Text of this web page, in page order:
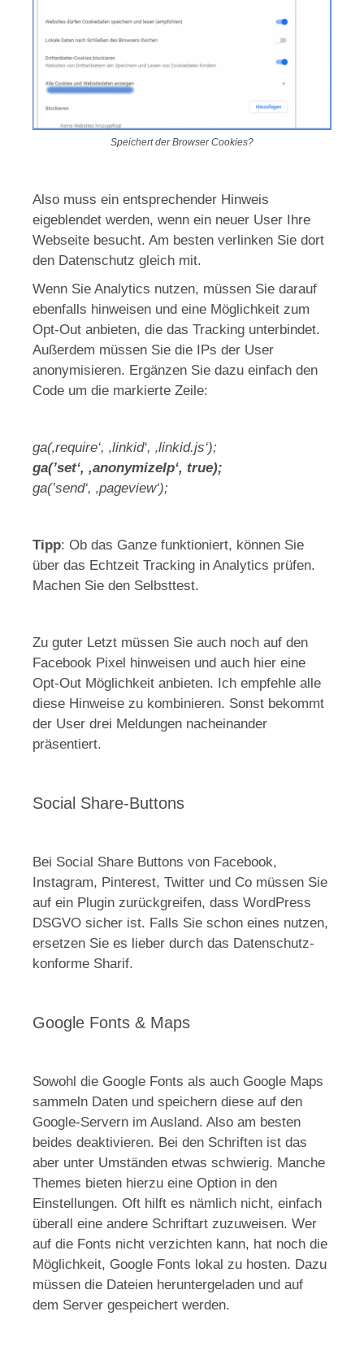
Speichert der Browser Cookies?
Also muss ein entsprechender Hinweis
eigeblendet werden, wenn ein neuer User Ihre
Webseite besucht. Am besten verlinken Sie dort
den Datenschutz gleich mit.
Wenn Sie Analytics nutzen, müssen Sie darauf
ebenfalls hinweisen und eine Möglichkeit zum
Opt-Out anbieten, die das Tracking unterbindet.
Außerdem müssen Sie die IPs der User
anonymisieren. Ergänzen Sie dazu einfach den
Code um die markierte Zeile:
ga(‚require‘, ‚linkid‘, ‚linkid.js‘);
ga(’set‘, ‚anonymizeIp‘, true);
ga(’send‘, ‚pageview‘);
Tipp: Ob das Ganze funktioniert, können Sie
über das Echtzeit Tracking in Analytics prüfen.
Machen Sie den Selbsttest.
Zu guter Letzt müssen Sie auch noch auf den
Facebook Pixel hinweisen und auch hier eine
Opt-Out Möglichkeit anbieten. Ich empfehle alle
diese Hinweise zu kombinieren. Sonst bekommt
der User drei Meldungen nacheinander
präsentiert.
Social Share-Buttons
Bei Social Share Buttons von Facebook,
Instagram, Pinterest, Twitter und Co müssen Sie
auf ein Plugin zurückgreifen, dass WordPress
DSGVO sicher ist. Falls Sie schon eines nutzen,
ersetzen Sie es lieber durch das Datenschutz-
konforme Sharif.
Google Fonts & Maps
Sowohl die Google Fonts als auch Google Maps
sammeln Daten und speichern diese auf den
Google-Servern im Ausland. Also am besten
beides deaktivieren. Bei den Schriften ist das
aber unter Umständen etwas schwierig. Manche
Themes bieten hierzu eine Option in den
Einstellungen. Oft hilft es nämlich nicht, einfach
überall eine andere Schriftart zuzuweisen. Wer
auf die Fonts nicht verzichten kann, hat noch die
Möglichkeit, Google Fonts lokal zu hosten. Dazu
müssen die Dateien heruntergeladen und auf
dem Server gespeichert werden.